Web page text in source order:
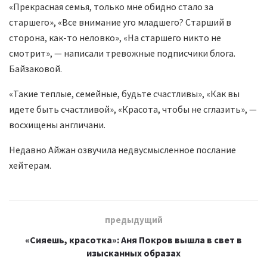
«Прекрасная семья, только мне обидно стало за
старшего», «Все внимание уго младшего? Старший в
сторона, как-то неловко», «На старшего никто не
смотрит», — написали тревожные подписчики блога.
Байзаковой.
«Такие теплые, семейные, будьте счастливы», «Как вы
идете быть счастливой», «Красота, чтобы не сглазить», —
восхищены англичани.
Недавно Айжан озвучила недвусмысленное послание
хейтерам.
предыдущий
«Сияешь, красотка»: Аня Покров вышла в свет в
изысканных образах